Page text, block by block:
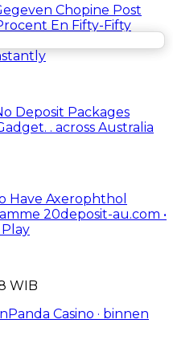
Chopine Post
En Fifty-Fifty
Inzet . FroggyBet
Deposit Packages
. across Australia
Have Axerophthol
20deposit-au.com •
WIB
Casino · binnen